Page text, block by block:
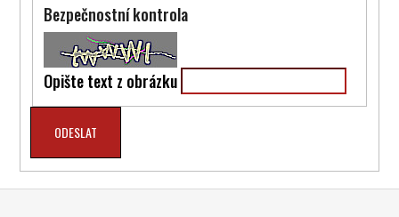
Bezpečnostní kontrola
Opište text z obrázku
Z